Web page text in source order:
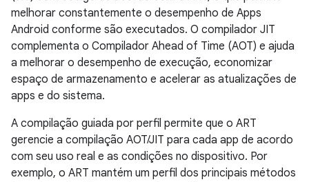
melhorar constantemente o desempenho de Apps
Android conforme são executados. O compilador JIT
complementa o Compilador Ahead of Time (AOT) e ajuda
a melhorar o desempenho de execução, economizar
espaço de armazenamento e acelerar as atualizações de
apps e do sistema.
A compilação guiada por perfil permite que o ART
gerencie a compilação AOT/JIT para cada app de acordo
com seu uso real e as condições no dispositivo. Por
exemplo, o ART mantém um perfil dos principais métodos